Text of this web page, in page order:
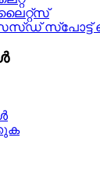
സ്പോട്ട്